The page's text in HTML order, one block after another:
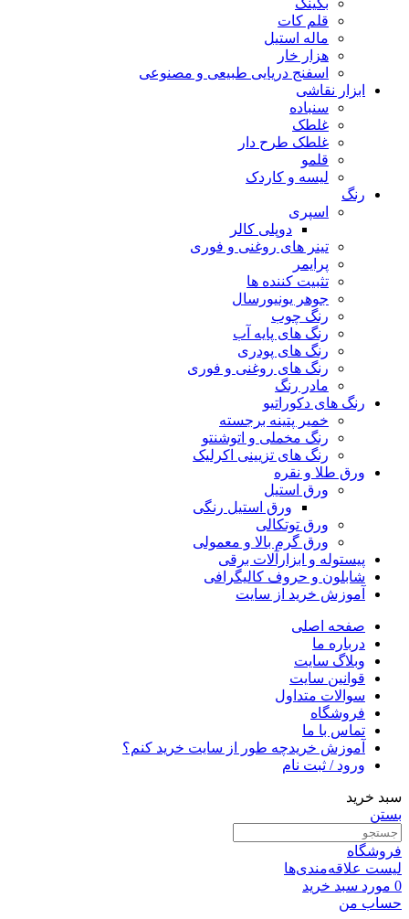
قلم کات
ماله استیل
هزار خار
اسفنج دریایی طبیعی و مصنوعی
ابزار نقاشی
سنباده
غلطک
غلطک طرح دار
قلمو
لیسه و کاردک
رنگ
اسپری
دوپلی کالر
تینر های روغنی و فوری
پرایمر
تثبیت کننده ها
جوهر یونیورسال
رنگ چوب
رنگ‌ های پایه آب
رنگ های پودری
رنگ‌ های روغنی و فوری
مادر رنگ
رنگ های دکوراتیو
خمیر پتینه برجسته
رنگ مخملی و اتوشنتو
رنگ های تزیینی اکرلیک
ورق طلا و نقره
ورق استیل
ورق استیل رنگی
ورق توتکالی
ورق گرم بالا و معمولی
پیستوله و ابزارآلات برقی
شابلون و حروف کالیگرافی
آموزش خرید از سایت
صفحه اصلی
درباره ما
وبلاگ سایت
قوانین سایت
سوالات متداول
فروشگاه
تماس با ما
آموزش خریدچه طور از سایت خرید کنم؟
ورود / ثبت نام
سبد خرید
بستن
فروشگاه
لیست علاقه‌مندی‌ها
0 مورد سبد خرید
حساب من